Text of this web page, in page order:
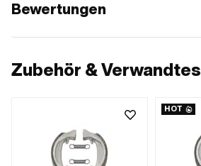
Bewertungen
Zubehör & Verwandtes
HOT